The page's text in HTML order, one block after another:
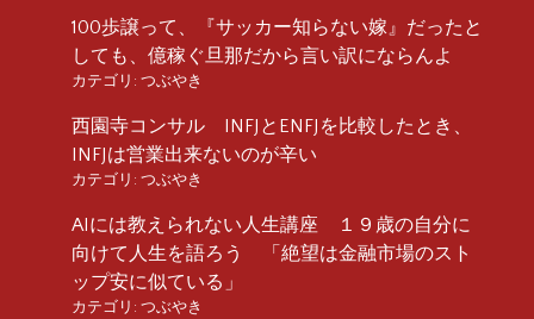
100歩譲って、『サッカー知らない嫁』だったと
しても、億稼ぐ旦那だから言い訳にならんよ
カテゴリ: つぶやき
西園寺コンサル INFJとENFJを比較したとき、
INFJは営業出来ないのが辛い
カテゴリ: つぶやき
AIには教えられない人生講座 １９歳の自分に
向けて人生を語ろう 「絶望は金融市場のスト
ップ安に似ている」
カテゴリ: つぶやき